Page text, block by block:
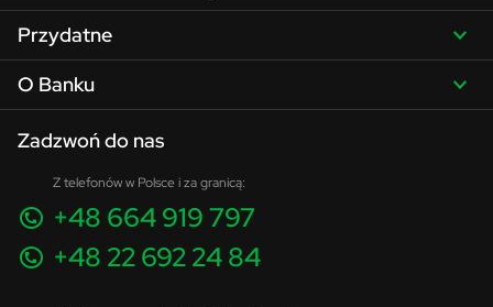
Przydatne
O Banku
Zadzwoń do nas
Z telefonów w Polsce i za granicą:
+48 664 919 797
+48 22 692 24 84